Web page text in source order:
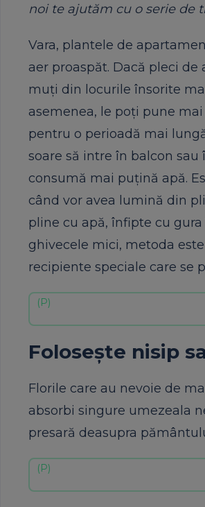
noi te ajutăm cu o serie de
Vara, plantele de
aer proaspăt. Dacă pleci
muți din locurile însorite
asemenea, le poți pune
pentru o perioadă mai
soare să intre în balcon
consumă mai puțină apă.
când vor avea lumină din
pline cu apă, înfipte cu
ghivecele mici, metoda
recipiente speciale care se
Folosește nisip
Florile care au nevoie de
absorbi singure umezeala
presară deasupra